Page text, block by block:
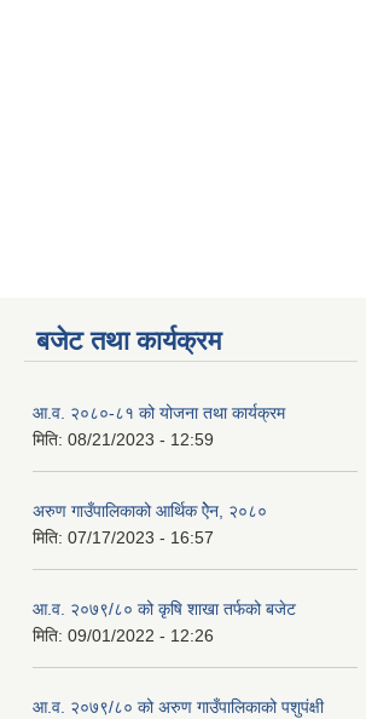
बजेट तथा कार्यक्रम
आ.व. २०८०-८१ को योजना तथा कार्यक्रम
मिति: 08/21/2023 - 12:59
अरुण गाउँपालिकाको आर्थिक ऐेन, २०८०
मिति: 07/17/2023 - 16:57
आ.व. २०७९/८० को कृषि शाखा तर्फको बजेट
मिति: 09/01/2022 - 12:26
आ.व. २०७९/८० को अरुण गाउँपालिकाको पशुपंक्षी